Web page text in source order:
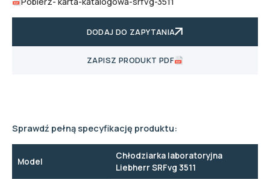
DODAJ DO ZAPYTANIA
ZAPISZ PRODUKT PDF
Sprawdź pełną specyfikację produktu:
Model
Chłodziarka laboratoryjna
Liebherr SRFvg 3511